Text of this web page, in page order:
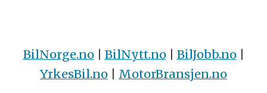
BilNorge.no| BilNytt.no| BilJobb.no|
YrkesBil.no | MotorBransjen.no